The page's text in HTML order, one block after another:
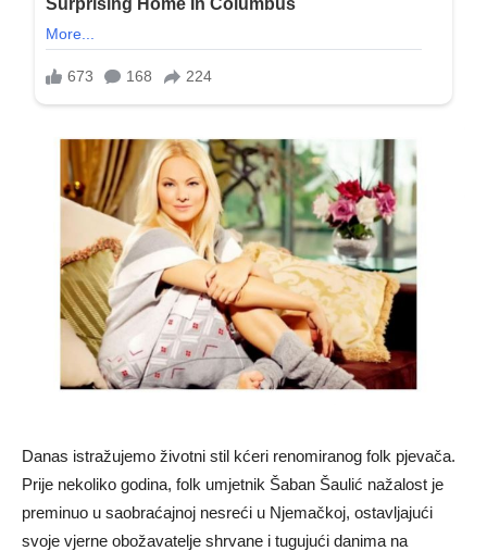
Danas istražujemo životni stil kćeri renomiranog folk pjevača.
Prije nekoliko godina, folk umjetnik Šaban Šaulić nažalost je
preminuo u saobraćajnoj nesreći u Njemačkoj, ostavljajući
svoje vjerne obožavatelje shrvane i tugujući danima na